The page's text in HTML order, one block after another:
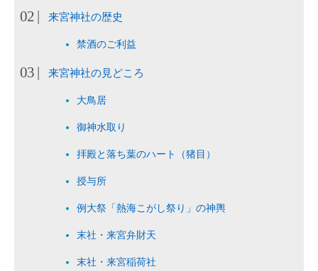
来宮神社の歴史
禁酒のご利益
来宮神社の見どころ
大鳥居
御神水取り
拝殿と落ち葉のハート（猪目）
授与所
例大祭「熱海こがし祭り」の神輿
末社・来宮弁財天
末社・来宮稲荷社